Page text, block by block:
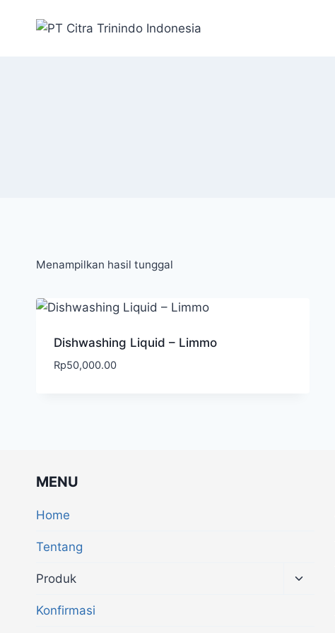
Menampilkan hasil tunggal
Dishwashing Liquid – Limmo
Rp50,000.00
MENU
Home
Tentang
Produk
Konfirmasi